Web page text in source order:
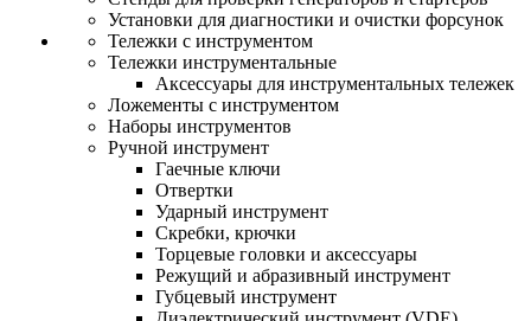
Установки для диагностики и очистки форсунок
Тележки с инструментом
Тележки инструментальные
Аксессуары для инструментальных тележек
Ложементы с инструментом
Наборы инструментов
Ручной инструмент
Гаечные ключи
Отвертки
Ударный инструмент
Скребки, крючки
Торцевые головки и аксессуары
Режущий и абразивный инструмент
Губцевый инструмент